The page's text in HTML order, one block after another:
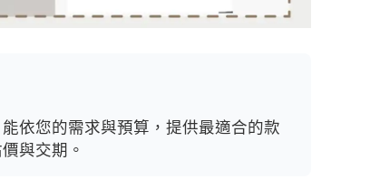
依您的需求與預算，提供最適合的款
與交期。